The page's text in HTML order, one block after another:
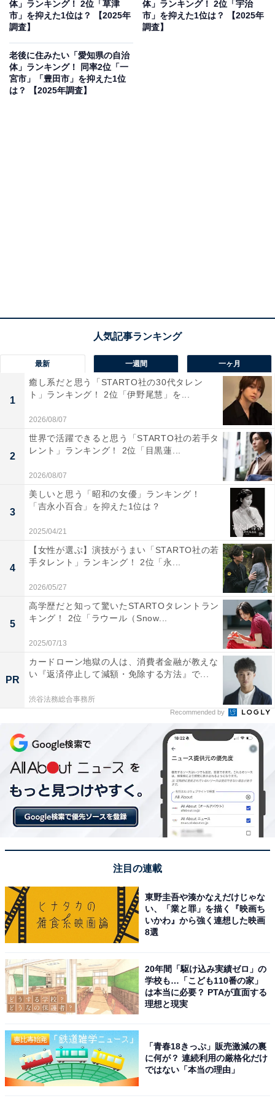
見を断定的に示すものではありません
2位：西宮市／30票
そうだと感じたから」（30代男性／富山県）といった声
が集まりました。
1位：神戸市／142票
神戸市は兵庫県の県庁所在地で、国際的な港湾都市とし
て知られています。六甲山系の山々と瀬戸内海に囲ま
れ、美しい景観が魅力です。異国情緒あふれる北野異人
館街、活気ある南京町（中華街）、モダンなハーバーラ
ンドなど、多様な顔を持っています。交通の便が良く、
都市機能が充実している一方で、山や海といった自然も
身近に。ファッションやスイーツなど、洗練された文化
も根付いています。
回答者からは「神戸市は都市としての利便性が高く交通
や医療施設が整っており安心して生活できます。それに
文化や商業施設も充実しており趣味や学びの機会も多く
日常生活に彩りが生まれると思います。周辺には自然や
性／千葉県）、「おしゃれな街並みで海と山にも囲まれ
自然環境もいいから」（40代女性／愛媛県）、「海も山
も街もあって憧れる街」（40代女性／埼玉県）といった
声が集まりました。
※回答者からのコメントは原文ママです
次ページ 9位までのランキング結果を見る
体」ランキング！ 2位「草津
市」を抑えた1位は？ 【2025年
調査】
体」ランキング！ 2位「宇治
市」を抑えた1位は？ 【2025年
調査】
老後に住みたい「愛知県の自治
体」ランキング！ 同率2位「一
宮市」「豊田市」を抑えた1位
は？ 【2025年調査】
最新 一週間 一ヶ月
1
癒し系だと思う「STARTO社の30代タレン
ト」ランキング！ 2位「伊野尾慧」を...
2026/08/07
2
世界で活躍できると思う「STARTO社の若手タ
レント」ランキング！ 2位「目黒蓮...
2026/08/07
3
美しいと思う「昭和の女優」ランキング！
「吉永小百合」を抑えた1位は？
2025/04/21
4
【女性が選ぶ】演技がうまい「STARTO社の若
手タレント」ランキング！ 2位「永...
2026/05/27
5
高学歴だと知って驚いたSTARTOタレントラン
キング！ 2位「ラウール（Snow...
2025/07/13
PR
カードローン地獄の人は、消費者金融が教えな
い『返済停止して減額・免除する方法』で...
渋谷法務総合事務所
Recommended by
注目の連載
東野圭吾や湊かなえだけじゃな
い、「業と罪」を描く『映画ち
いかわ』から強く連想した映画
8選
20年間「駆け込み実績ゼロ」の
学校も…「こども110番の家」
は本当に必要？ PTAが直面する
理想と現実
「青春18きっぷ」販売激減の裏
に何が？ 連続利用の厳格化だけ
ではない「本当の理由」